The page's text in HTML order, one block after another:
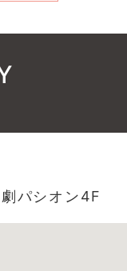
パシオン4F